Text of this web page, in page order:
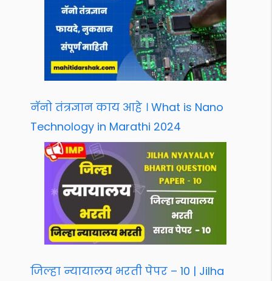
नॅनो तंत्रज्ञान काय आहे । What is Nano
Technology in Marathi 2024
जिल्हा न्यायालय भरती पेपर – 10 | Jilha